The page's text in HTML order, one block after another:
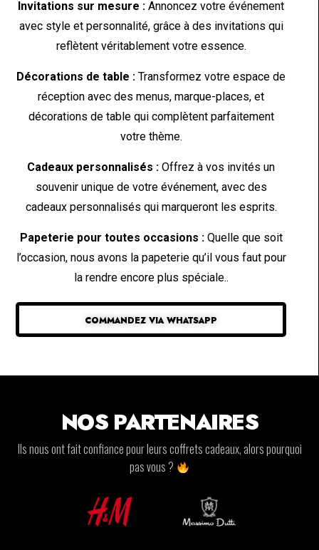
Invitations sur mesure : Annoncez votre événement
avec style et personnalité, grâce à des invitations qui
reflètent véritablement votre essence.
Décorations de table : Transformez votre espace de
réception avec des menus, marque-places, et
décorations de table qui complètent parfaitement
votre thème.
Cadeaux personnalisés : Offrez à vos invités un
souvenir unique de votre événement, avec des
cadeaux personnalisés qui marqueront les esprits.
Papeterie pour toutes occasions :Quelle que soit
l’occasion, nous avons la papeterie qu’il vous faut pour
la rendre encore plus spéciale..
COMMANDEZ VIA WHATSAPP
NOS PARTENAIRES
Ils nous ont fait confiance pour leurs coffrets cadeaux, alors pourquoi
pas vous ?